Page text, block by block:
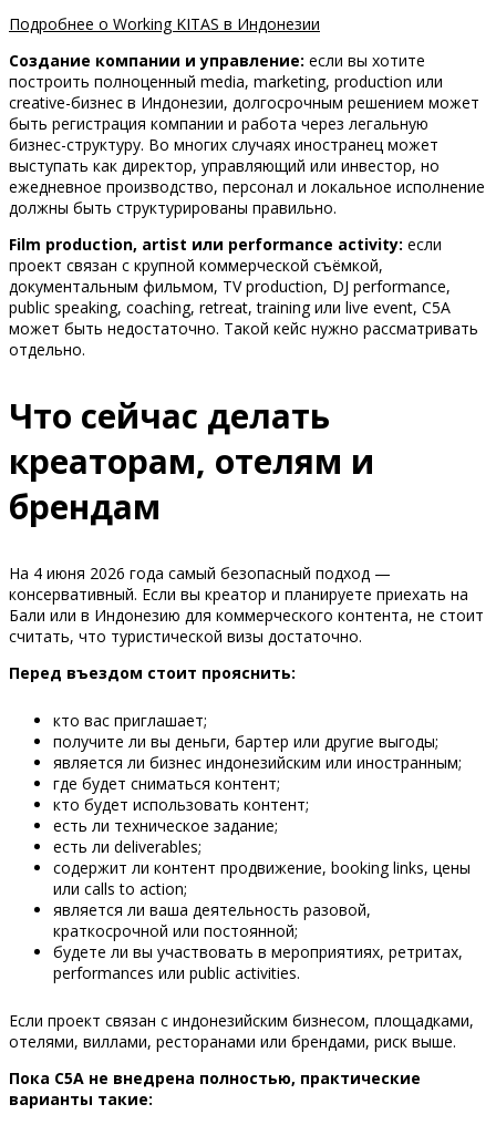
Подробнее о Working KITAS в Индонезии
Создание компании и управление: если вы хотите
построить полноценный media, marketing, production или
creative-бизнес в Индонезии, долгосрочным решением может
быть регистрация компании и работа через легальную
бизнес-структуру. Во многих случаях иностранец может
выступать как директор, управляющий или инвестор, но
ежедневное производство, персонал и локальное исполнение
должны быть структурированы правильно.
Film production, artist или performance activity: если
проект связан с крупной коммерческой съёмкой,
документальным фильмом, TV production, DJ performance,
public speaking, coaching, retreat, training или live event, C5A
может быть недостаточно. Такой кейс нужно рассматривать
отдельно.
Что сейчас делать
креаторам, отелям и
брендам
На 4 июня 2026 года самый безопасный подход —
консервативный. Если вы креатор и планируете приехать на
Бали или в Индонезию для коммерческого контента, не стоит
считать, что туристической визы достаточно.
Перед въездом стоит прояснить:
кто вас приглашает;
получите ли вы деньги, бартер или другие выгоды;
является ли бизнес индонезийским или иностранным;
где будет сниматься контент;
кто будет использовать контент;
есть ли техническое задание;
есть ли deliverables;
содержит ли контент продвижение, booking links, цены
или calls to action;
является ли ваша деятельность разовой,
краткосрочной или постоянной;
будете ли вы участвовать в мероприятиях, ретритах,
performances или public activities.
Если проект связан с индонезийским бизнесом, площадками,
отелями, виллами, ресторанами или брендами, риск выше.
Пока C5A не внедрена полностью, практические
варианты такие: